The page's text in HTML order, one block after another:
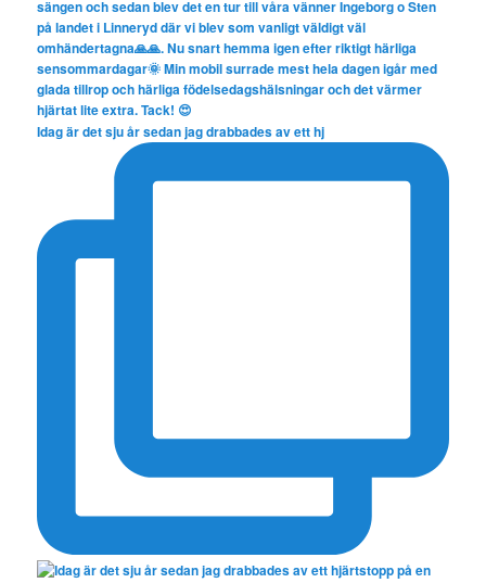
Idag är det sju år sedan jag drabbades av ett hj